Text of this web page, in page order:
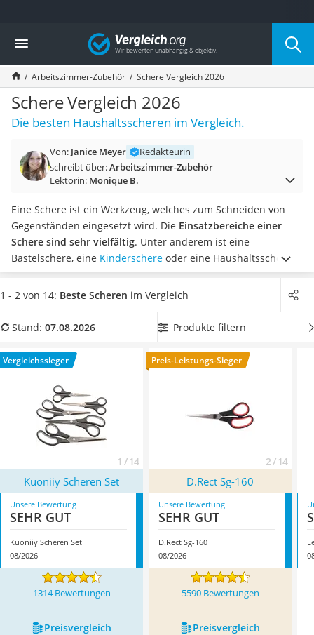
Die beliebtesten Vergleiche nach Kategorie
Wohnen
Matratzen-Topper
Matratzen
Konferenzlautsprecher
Tageslichtlampe
Badlüfter
Bürohocker
Außenleuchte mit Kamera
Akku-Tischlampe
Konferenzmikrofon
Klappmatratze
Duschkopf mit Kalkfilter
Aktenvernichter Sicherheitsstufe 4
Bettgitter
Topper 100 x 200
Höhenverstellbarer Schreibtisch
Matratze 90 x 200 cm
Vergleich
Arbeitszimmer-Zubehör Schere Vergleich 2026
Schere Vergleich 2026
Die besten Haushaltsscheren im Vergleich.
Von: Janice Meyer
Redakteurin
schreibt über:Arbeitszimmer-Zubehör
Lektorin: Monique B.
Eine Schere ist ein Werkzeug, welches zum Schneiden von
Gegenständen eingesetzt wird. Die Einsatzbereiche einer
Schere sind sehr vielfältig. Unter anderem ist eine
Bastelschere, eine Kinderschere oder eine Haushaltsschere
erhältlich. Für die gewünschte Anwendung sollte laut
diversen Tests im Internet immer eine passende Schere
Vergleichstabelle eine
Schere mit ergonomischen Griffen
hat uns hier im August 2026 besonders das Modell
Scheren Set* mit seinen Eigenschaften.
1 - 2 von 14: Beste Scheren im Vergleich
Stand: 07.08.2026 Produkte filtern
Vergleichssieger
1 / 14
Preis-Leistungs-Sieger
2 / 14
Kuoniiy Scheren Set D.Rect Sg-160
Unsere Bewertung
SEHR GUT
Kuoniiy Scheren Set
08/2026
Unsere Bewertung
SEHR GUT
D.Rect Sg-160
08/2026
1314 Bewertungen 5590 Bewertungen
Preis­vergleich Preis­vergleich